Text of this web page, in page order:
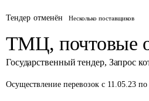
Тендер отменён Несколько поставщиков
ТМЦ, почтовые
Государственный тендер, Запрос
Осуществление перевозок с 11.05.23